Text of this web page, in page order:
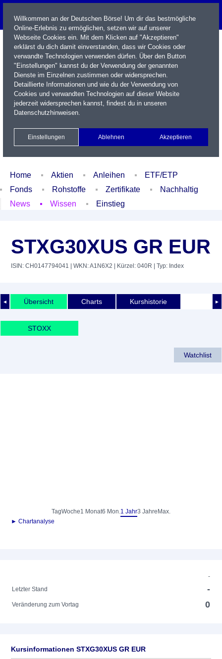
Name / WKN / ISIN / Kürzel
Xetra Realtime
Watchlist Portfolio Login
Home Aktien Anleihen
ETF/ETP
Fonds
Rohstoffe Zertifikate
Nachhaltig
News
Wissen Einstieg
STXG30XUS GR EUR
ISIN: CH0147794041 | WKN: A1N6X2 | Kürzel: 040R | Typ: Index
◄ ►
Übersicht Charts Kurshistorie
STOXX
Watchlist
TagWoche1 Monat6 Mon.1 Jahr3 Jahre Max.
► Chartanalyse
-
Letzter Stand
-
Veränderung zum Vortag 0
Kursinformationen STXG30XUS GR EUR
Willkommen an der Deutschen Börse! Um dir das bestmögliche
Online-Erlebnis zu ermöglichen, setzen wir auf unserer
Webseite Cookies ein. Mit dem Klicken auf "Akzeptieren"
erklärst du dich damit einverstanden, dass wir Cookies oder
verwandte Technologien verwenden dürfen. Über den Button
"Einstellungen" kannst du der Verwendung der genannten
Dienste im Einzelnen zustimmen oder widersprechen.
Detaillierte Informationen und wie du der Verwendung von
Cookies und verwandten Technologien auf dieser Website
jederzeit widersprechen kannst, findest du in unseren
Datenschutzhinweisen.
Einstellungen Ablehnen Akzeptieren